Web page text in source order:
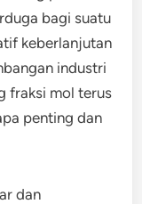
bagi suatu
keberlanjutan
industri
fraksi mol terus
penting dan
dan